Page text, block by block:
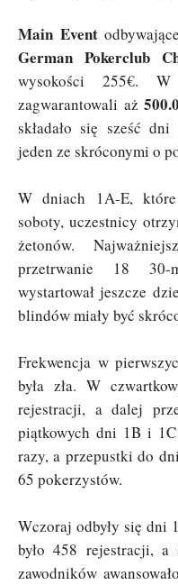
Main Event
German Pokerclub
wysokości 255€.
zagwarantowali aż
składało się sześć
jeden ze skróconymi o
W dniach 1A-E,
soboty, uczestnicy
żetonów.
przetrwanie 18 30-
wystartował jeszcze
blindów miały być
Frekwencja w
była zła. W
rejestracji, a dalej
piątkowych dni 1B i 1C
razy, a przepustki do
65 pokerzystów.
Wczoraj odbyły się dni
było 458 rejestracji, a
zawodników